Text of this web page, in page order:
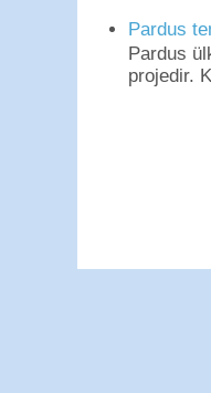
Pardus
Pardus
projedir.